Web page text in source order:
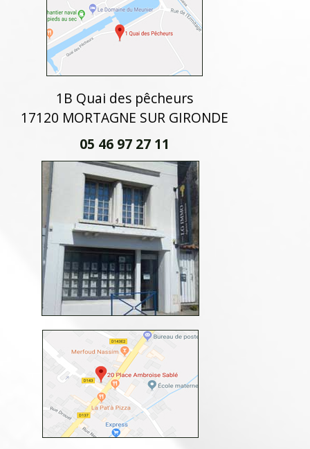
1B Quai des pêcheurs
17120 MORTAGNE SUR GIRONDE
05 46 97 27 11